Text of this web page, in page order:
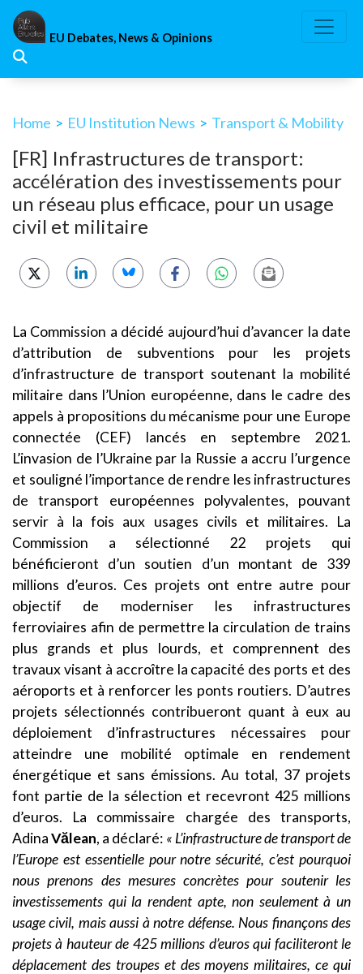
Skip
content
EU Debates, News & Opinions
Home > EU Institution News > Transport & Mobility
[FR] Infrastructures de transport:
accélération des investissements pour
un réseau plus efficace, pour un usage
civil et militaire
La Commission a décidé aujourd’hui d’avancer la date
d’attribution de subventions pour les projets
d’infrastructure de transport soutenant la mobilité
militaire dans l’Union européenne, dans le cadre des
appels à propositions du mécanisme pour une Europe
connectée (CEF) lancés en septembre 2021.
L’invasion de l’Ukraine par la Russie a accru l’urgence
et souligné l’importance de rendre les infrastructures
de transport européennes polyvalentes, pouvant
servir à la fois aux usages civils et militaires. La
Commission a sélectionné 22 projets qui
bénéficieront d’un soutien d’un montant de 339
millions d’euros. Ces projets ont entre autre pour
objectif de moderniser les infrastructures
ferroviaires afin de permettre la circulation de trains
plus grands et plus lourds, et comprennent des
travaux visant à accroître la capacité des ports et des
aéroports et à renforcer les ponts routiers. D’autres
projets sélectionnés contribueront quant à eux au
déploiement d’infrastructures nécessaires pour
atteindre une mobilité optimale en rendement
énergétique et sans émissions. Au total, 37 projets
font partie de la sélection et recevront 425 millions
d’euros. La commissaire chargée des transports,
AdinaVălean, a déclaré: « L’infrastructure de transport de
l’Europe est essentielle pour notre sécurité, c’est pourquoi
nous prenons des mesures concrètes pour soutenir les
investissements qui la rendent apte, non seulement à un
usage civil, mais aussi à notre défense. Nous finançons des
projets à hauteur de 425 millions d’euros qui faciliteront le
déplacement des troupes et des moyens militaires, ce qui